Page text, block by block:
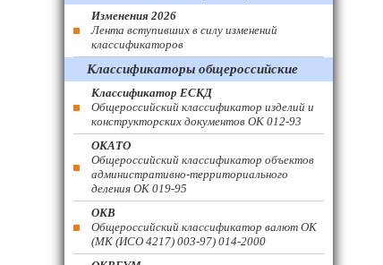
Изменения 2026
Лента вступивших в силу изменений
классификаторов
Классификаторы общероссийские
Классификатор ЕСКД
Общероссийский классификатор изделий и
конструкторских документов ОК 012-93
ОКАТО
Общероссийский классификатор объектов
административно-территориального
деления ОК 019-95
ОКВ
Общероссийский классификатор валют ОК
(МК (ИСО 4217) 003-97) 014-2000